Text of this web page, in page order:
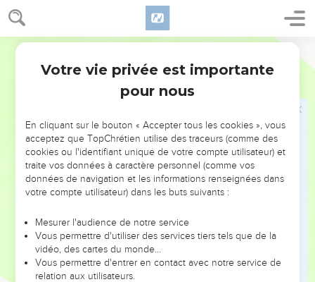
Nombres 15
33
וַיַּקְרִ֣יבוּ אֹת֔וֹ הַמֹּצְאִ֥ים אֹת֖וֹ מְקֹשֵׁ֣שׁ עֵצִ֑ים אֶל־מֹשֶׁה֙ וְאֶֽל־אַהֲרֹ֔ן וְאֶ֖ל
כָּל־הָעֵדָֽה׃
34 וַיַּנִּ֥יחוּ אֹת֖וֹ בַּמִּשְׁמָ֑ר כִּ֚י לֹ֣א פֹרַ֔שׁ מַה־יֵּעָשֶׂ֖ה לֽוֹ׃
35
וַיֹּצִ֨יאוּ אֹת֜וֹ כָּל־הָעֵדָ֗ה אֶל־מִחוּץ֙ לַֽמַּחֲנֶ֔ה וַיִּרְגְּמ֥וּ אֹת֛וֹ בָּאֲבָנִ֖ים וַיָּמֹ֑ת
כַּאֲשֶׁ֛ר צִוָּ֥ה יְהוָ֖ה אֶת־מֹשֶֽׁה׃
Les franges des vêtements
וַיֹּ֥אמֶר יְהוָ֖ה אֶל־מֹשֶׁ֥ה לֵּאמֹֽר׃
דַּבֵּ֞ר אֶל־בְּנֵ֤י יִשְׂרָאֵל֙ וְאָמַרְתָּ֣ אֲלֵהֶ֔ם וְעָשׂ֨וּ לָהֶ֥ם צִיצִ֛ת עַל־כַּנְפֵ֥י
בִגְדֵיהֶ֖ם לְדֹרֹתָ֑ם וְנָֽתְנ֛וּ עַל־צִיצִ֥ת הַכָּנָ֖ף פְּתִ֥יל תְּכֵֽלֶת׃
וְהָיָ֣ה לָכֶם֮ לְצִיצִת֒ וּרְאִיתֶ֣ם אֹת֗וֹ וּזְכַרְתֶּם֙ אֶת־כָּל־מִצְוֺ֣ת יְהוָ֔ה
וַעֲשִׂיתֶ֖ם אֹתָ֑ם וְלֹֽא־תָתֻ֜רוּ אַחֲרֵ֤י לְבַבְכֶם֙ וְאַחֲרֵ֣י עֵֽינֵיכֶ֔ם אֲשֶׁר־אַתֶּ֥ם
Votre vie privée est importante
pour nous
En cliquant sur le bouton « Accepter tous les cookies », vous
acceptez que TopChrétien utilise des traceurs (comme des
cookies ou l'identifiant unique de votre compte utilisateur) et
traite vos données à caractère personnel (comme vos
données de navigation et les informations renseignées dans
votre compte utilisateur) dans les buts suivants :
Mesurer l'audience de notre service
Vous permettre d'utiliser des services tiers tels que de la
vidéo, des cartes du monde…
Vous permettre d'entrer en contact avec notre service de
relation aux utilisateurs.